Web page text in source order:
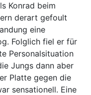
Konrad beim
derart gefoult
eine
Folglich fiel er für
Personalsituation
Jungs dann aber
Platte gegen die
sensationell. Eine